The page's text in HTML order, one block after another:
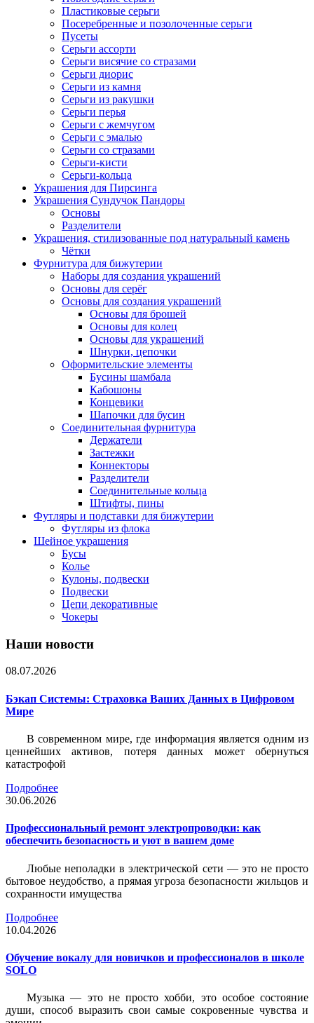
Пластиковые серьги
Посеребренные и позолоченные серьги
Пусеты
Серьги ассорти
Серьги висячие со стразами
Серьги диорис
Серьги из камня
Серьги из ракушки
Серьги перья
Серьги с жемчугом
Серьги с эмалью
Серьги со стразами
Серьги-кисти
Серьги-кольца
Украшения для Пирсинга
Украшения Сундучок Пандоры
Основы
Разделители
Украшения, стилизованные под натуральный камень
Чётки
Фурнитура для бижутерии
Наборы для создания украшений
Основы для серёг
Основы для создания украшений
Основы для брошей
Основы для колец
Основы для украшений
Шнурки, цепочки
Оформительские элементы
Бусины шамбала
Кабошоны
Концевики
Шапочки для бусин
Соединительная фурнитура
Держатели
Застежки
Коннекторы
Разделители
Соединительные кольца
Штифты, пины
Футляры и подставки для бижутерии
Футляры из флока
Шейное украшения
Бусы
Колье
Кулоны, подвески
Подвески
Цепи декоративные
Чокеры
Наши новости
08.07.2026
Бэкап Системы: Страховка Ваших Данных в Цифровом
Мире
В современном мире, где информация является одним из
ценнейших активов, потеря данных может обернуться
катастрофой
Подробнее
30.06.2026
Профессиональный ремонт электропроводки: как
обеспечить безопасность и уют в вашем доме
Любые неполадки в электрической сети — это не просто
бытовое неудобство, а прямая угроза безопасности жильцов и
сохранности имущества
Подробнее
10.04.2026
Обучение вокалу для новичков и профессионалов в школе
SOLO
Музыка — это не просто хобби, это особое состояние
души, способ выразить свои самые сокровенные чувства и